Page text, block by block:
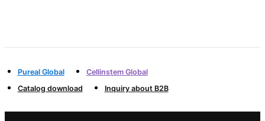
Pureal Global
Cellinstem Global
Catalog download
Inquiry about B2B